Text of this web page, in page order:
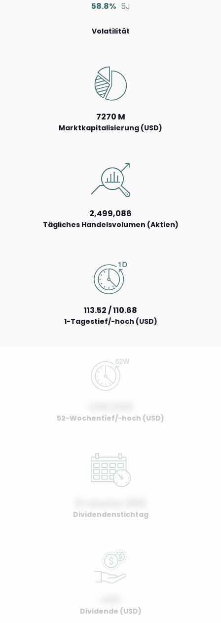
58.8% 5J
Volatilität
7270 M
Marktkapitalisierung (USD)
2,499,086
Tägliches Handelsvolumen (Aktien)
113.52 / 110.68
1-Tagestief/-hoch (USD)
52-Wochentief/-hoch (USD)
Dividendenstichtag
Dividende (USD)